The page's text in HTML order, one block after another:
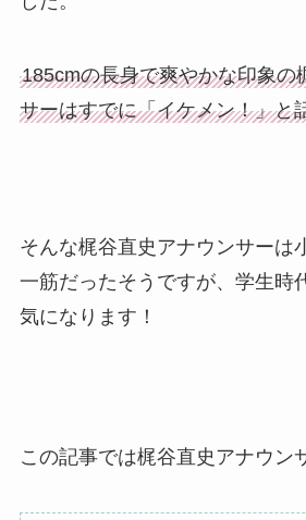
185cmの長身で爽やかな印象の
サーはすでに「イケメン！」と
そんな梶谷直史アナウンサーは
一筋だったそうですが、学生時
気になります！
この記事では梶谷直史アナウン